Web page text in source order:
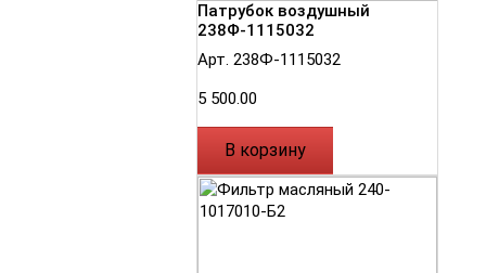
Патрубок воздушный
238Ф-1115032
Арт. 238Ф-1115032
5 500.00
В корзину